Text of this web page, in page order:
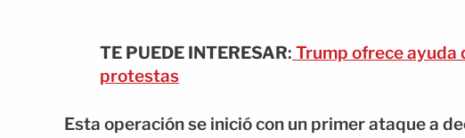
TE PUEDE INTERESAR: Trump ofrece ayuda
protestas
Esta operación se inició con un primer ataque a